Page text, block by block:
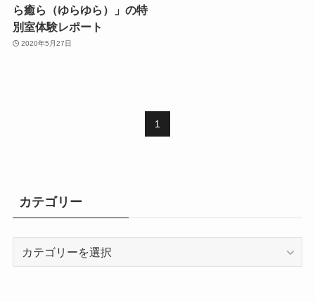
ら癒ら（ゆらゆら）」の特
別室体験レポート
2020年5月27日
1
カテゴリー